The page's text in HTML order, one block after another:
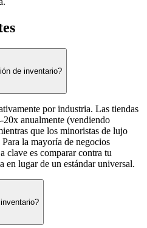
de inventario?
por industria. Las tiendas
20x anualmente (vendiendo
que los minoristas de lujo
la mayoría de negocios
clave es comparar contra tu
en lugar de un estándar universal.